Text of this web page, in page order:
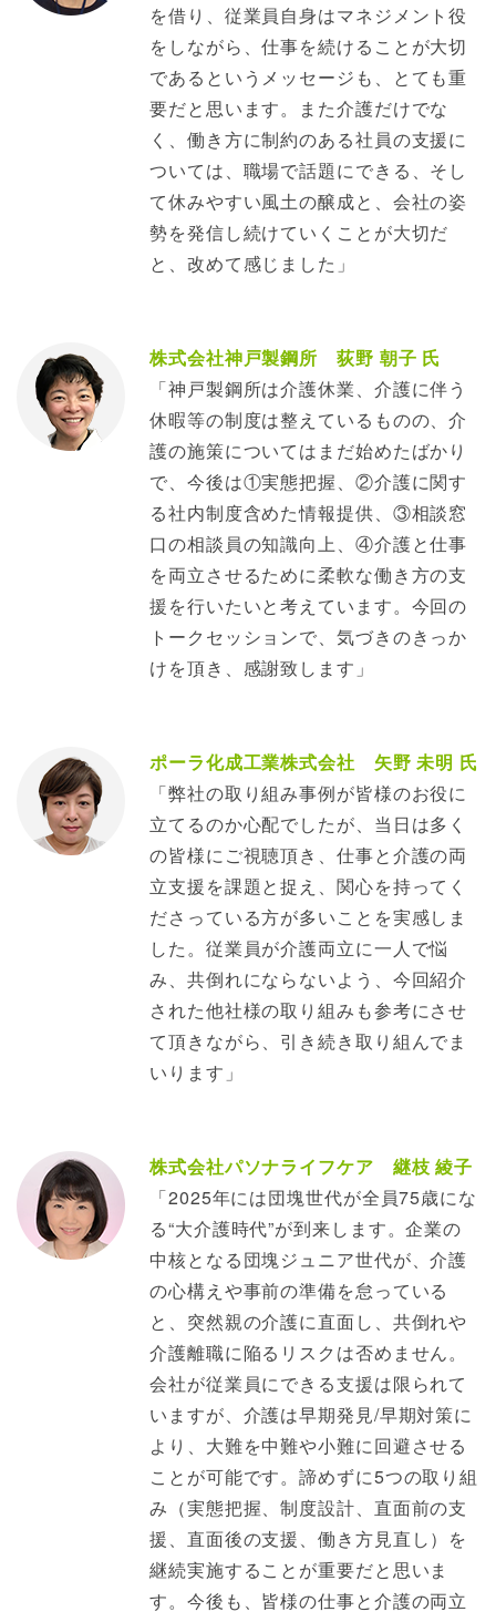
を借り、従業員自身はマネジメント役
をしながら、仕事を続けることが大切
であるというメッセージも、とても重
要だと思います。また介護だけでな
く、働き方に制約のある社員の支援に
ついては、職場で話題にできる、そし
て休みやすい風土の醸成と、会社の姿
勢を発信し続けていくことが大切だ
と、改めて感じました」
株式会社神戸製鋼所 荻野 朝子 氏
「神戸製鋼所は介護休業、介護に伴う
休暇等の制度は整えているものの、介
護の施策についてはまだ始めたばかり
で、今後は①実態把握、②介護に関す
る社内制度含めた情報提供、③相談窓
口の相談員の知識向上、④介護と仕事
を両立させるために柔軟な働き方の支
援を行いたいと考えています。今回の
トークセッションで、気づきのきっか
けを頂き、感謝致します」
ポーラ化成工業株式会社 矢野 未明 氏
「弊社の取り組み事例が皆様のお役に
立てるのか心配でしたが、当日は多く
の皆様にご視聴頂き、仕事と介護の両
立支援を課題と捉え、関心を持ってく
ださっている方が多いことを実感しま
した。従業員が介護両立に一人で悩
み、共倒れにならないよう、今回紹介
された他社様の取り組みも参考にさせ
て頂きながら、引き続き取り組んでま
いります」
株式会社パソナライフケア 継枝 綾子
「2025年には団塊世代が全員75歳にな
る“大介護時代”が到来します。企業の
中核となる団塊ジュニア世代が、介護
の心構えや事前の準備を怠っている
と、突然親の介護に直面し、共倒れや
介護離職に陥るリスクは否めません。
会社が従業員にできる支援は限られて
いますが、介護は早期発見/早期対策に
より、大難を中難や小難に回避させる
ことが可能です。諦めずに5つの取り組
み（実態把握、制度設計、直面前の支
援、直面後の支援、働き方見直し）を
継続実施することが重要だと思いま
す。今後も、皆様の仕事と介護の両立